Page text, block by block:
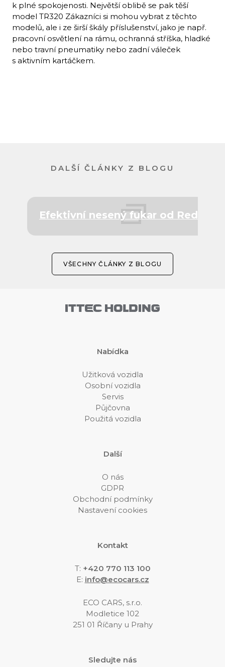
k plné spokojenosti. Největší oblibě se pak těší
model TR320 Zákazníci si mohou vybrat z těchto
modelů, ale i ze širší škály příslušenství, jako je např.
pracovní osvětlení na rámu, ochranná stříška, hladké
nebo travní pneumatiky nebo zadní váleček
s aktivním kartáčkem.
DALŠÍ ČLÁNKY Z BLOGU
Efektivní nesený fukar od Redexim
VŠECHNY ČLÁNKY Z BLOGU
Nabídka
Užitková vozidla
Osobní vozidla
Servis
Půjčovna
Použitá vozidla
Další
O nás
GDPR
Obchodní podmínky
Nastavení cookies
Kontakt
T: +420 770 113 100
E: info@ecocars.cz
ECO CARS, s.r.o.
Modletice 102
251 01 Říčany u Prahy
Sledujte nás